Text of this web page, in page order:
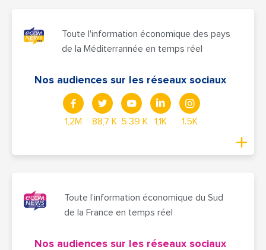
Toute l'information économique des pays
de la Méditerrannée en temps réel
Nos audiences sur les réseaux sociaux
1,2M 88,7 K 5.39 K 1,1K 1.5K
Toute l’information économique du Sud
de la France en temps réel
Nos audiences sur les réseaux sociaux